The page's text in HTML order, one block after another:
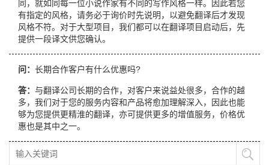
同，就如同每一位小说作家有不同的写作风格一样。因此若您
有指定的风格，请务必于询价时先说明，以避免翻译后才发现
风格不符。对于大型项目，我们都可以在翻译项目启动后，先
提供一段译文供您确认。
问： 长期合作客户有什么优惠吗?
答： 与翻译公司长期的合作，对客户来说益处很多，合作的越
多，我们对于您的服务内容和产品将愈加理解深入，因此也能
够为您提供更精淮的翻译，亦可提供更多的增值服务，价格优
惠也是其中之一。